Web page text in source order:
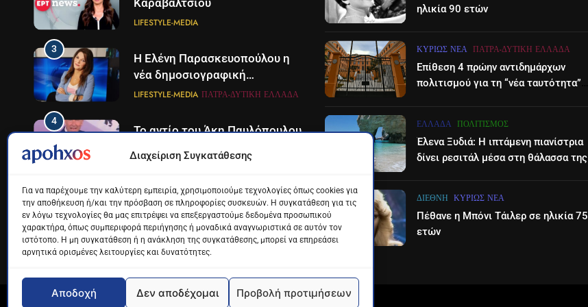
Διαχείριση Συγκατάθεσης
Για να παρέχουμε την καλύτερη εμπειρία, χρησιμοποιούμε τεχνολογίες όπως cookies για
την αποθήκευση ή/και την πρόσβαση σε πληροφορίες συσκευών. Η συγκατάθεση για τις
εν λόγω τεχνολογίες θα μας επιτρέψει να επεξεργαστούμε δεδομένα προσωπικού
χαρακτήρα, όπως συμπεριφορά περιήγησης ή μοναδικά αναγνωριστικά σε αυτόν τον
ιστότοπο. Η μη συγκατάθεση ή η ανάκληση της συγκατάθεσης, μπορεί να επηρεάσει
αρνητικά ορισμένες λειτουργίες και δυνατότητες.
Αποδοχή Δεν αποδέχομαι Προβολή προτιμήσεων
Καραβάλτσιου
LIFESTYLE-MEDIA
3
Η Ελένη Παρασκευοπούλου η
νέα δημοσιογραφική
προσθήκη του ΣΚΑΪ στην
LIFESTYLE-MEDIA ΠΆΤΡΑ-ΔΥΤΙΚΉ ΕΛΛΆΔΑ
4
Το αντίο του Άκη Παυλόπουλου
5
Ο Παναγιώτης Στάθης στο
«τιμόνι» του κεντρικού
δελτίου ειδήσεων της ΕΡΤ
LIFESTYLE-MEDIA
Στον ΑΝΤ1 η Σία Κοσιώνη- Η
ανακοίνωση του σταθμού
ηλικία 90 ετών
ΚΥΡΊΩΣ ΝΈΑ ΠΆΤΡΑ-ΔΥΤΙΚΉ ΕΛΛΆΔΑ
Επίθεση 4 πρώην αντιδημάρχων
πολιτισμού για τη “νέα ταυτότητα”
ΕΛΛΆΔΑ ΠΟΛΙΤΙΣΜΌΣ
Έλενα Ξυδιά: Η ιπτάμενη πιανίστρια
δίνει ρεσιτάλ μέσα στη θάλασσα της
ΔΙΕΘΝΉ ΚΥΡΊΩΣ ΝΈΑ
Πέθανε η Μπόνι Τάιλερ σε ηλικία 75
ετών